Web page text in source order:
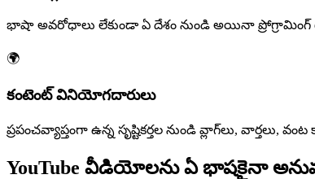
భాషా అవరోధాలు లేకుండా ఏ దేశం నుండి అయినా ప్రోగ్రామింగ్
🌍
కంటెంట్ వినియోగదారులు
ప్రపంచవ్యాప్తంగా ఉన్న సృష్టికర్తల నుండి వ్లాగ్‌లు,
YouTube వీడియోలను ఏ భాషకైనా